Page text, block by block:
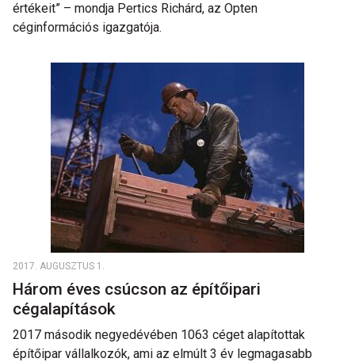
értékeit” – mondja Pertics Richárd, az Opten
céginformációs igazgatója.
2017. AUGUSZTUS 1.
Három éves csúcson az építőipari
cégalapítások
2017 második negyedévében 1063 céget alapítottak
építőipar vállalkozók, ami az elmúlt 3 év legmagasabb